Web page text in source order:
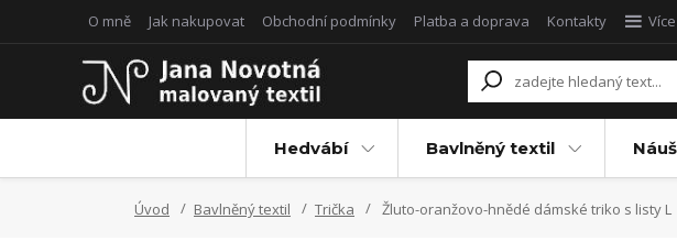
O mně Jak nakupovat Obchodní podmínky Platba a doprava Kontakty Více
Hedvábí Bavlněný textil
Úvod Bavlněný textil Trička Žluto-oranžovo-hnědé dámské triko s listy L